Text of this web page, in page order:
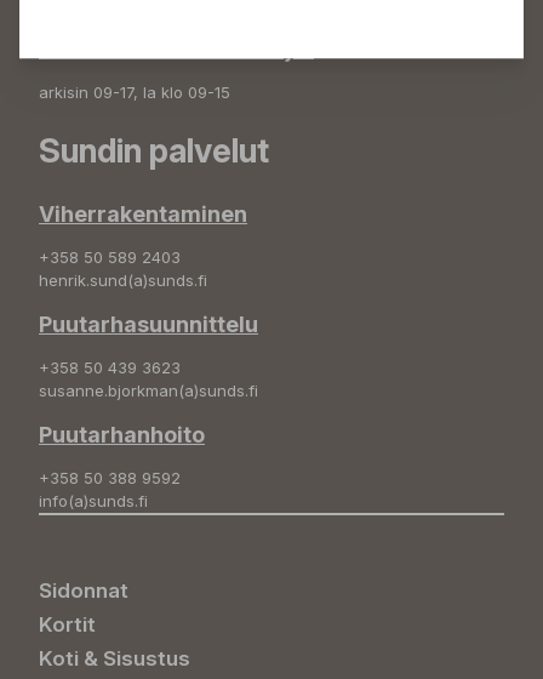
arkisin 09-17, la klo 09-15
Sundin palvelut
Viherrakentaminen
+358 50 589 2403
henrik.sund(a)sunds.fi
Puutarhasuunnittelu
+358 50 439 3623
susanne.bjorkman(a)sunds.fi
Puutarhanhoito
+358 50 388 9592
info(a)sunds.fi
Sidonnat
Kortit
Koti & Sisustus